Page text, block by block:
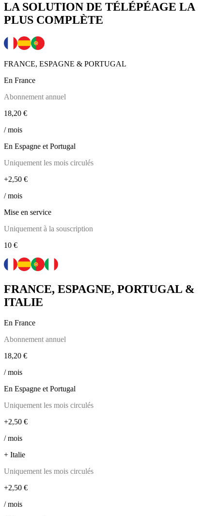
LA SOLUTION DE TÉLÉPÉAGE LA
PLUS COMPLÈTE
FRANCE, ESPAGNE & PORTUGAL
En France
Abonnement annuel
18,20 €
/ mois
En Espagne et Portugal
Uniquement les mois circulés
+2,50 €
/ mois
Mise en service
Uniquement à la souscription
10 €
FRANCE, ESPAGNE, PORTUGAL &
ITALIE
En France
Abonnement annuel
18,20 €
/ mois
En Espagne et Portugal
Uniquement les mois circulés
+2,50 €
/ mois
+ Italie
Uniquement les mois circulés
+2,50 €
/ mois